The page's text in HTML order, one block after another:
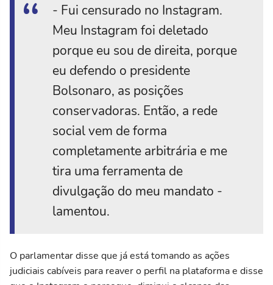
- Fui censurado no Instagram.
Meu Instagram foi deletado
porque eu sou de direita, porque
eu defendo o presidente
Bolsonaro, as posições
conservadoras. Então, a rede
social vem de forma
completamente arbitrária e me
tira uma ferramenta de
divulgação do meu mandato -
lamentou.
O parlamentar disse que já está tomando as ações
judiciais cabíveis para reaver o perfil na plataforma e disse